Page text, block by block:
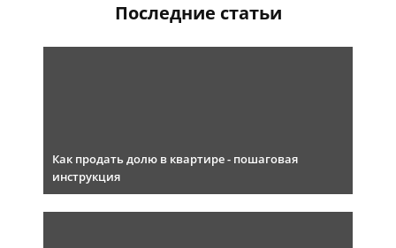
Последние статьи
Как продать долю в квартире - пошаговая
инструкция